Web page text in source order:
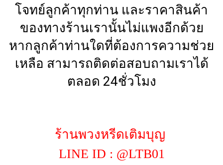
โจทย์ลูกค้าทุกท่าน และราคาสินค้า
ของทางร้านเรานั้นไม่แพงอีกด้วย
หากลูกค้าท่านใดที่ต้องการความช่วย
เหลือ สามารถติดต่อสอบถามเราได้
ตลอด 24ชั่วโมง
ร้านพวงหรีดเติมบุญ
LINE ID : @LTB01